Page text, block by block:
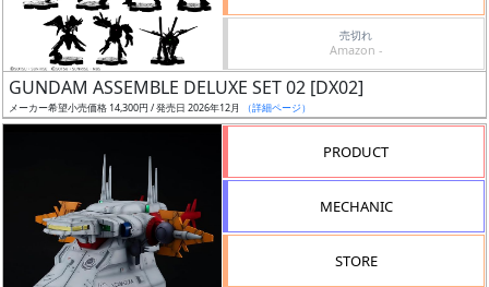
ー
ド
売切れ
Amazon -
GUNDAM ASSEMBLE DELUXE SET 02 [DX02]
メーカー希望小売価格 14,300円 / 発売日 2026年12月 （詳細ページ）
PRODUCT
MECHANIC
STORE